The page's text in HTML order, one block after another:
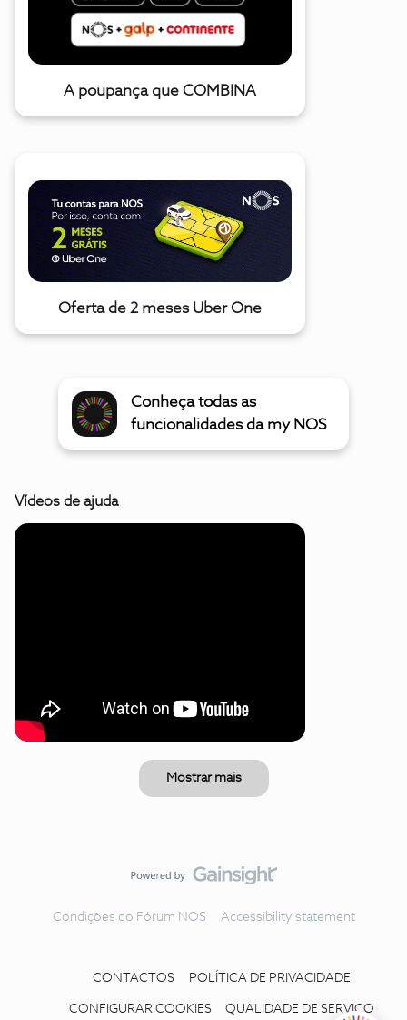
A poupança que COMBINA
Oferta de 2 meses Uber One
Conheça todas as
funcionalidades da my NOS
Vídeos de ajuda
Mostrar mais
Condições do Fórum NOS Accessibility statement
CONTACTOS POLÍTICA DE PRIVACIDADE
CONFIGURAR COOKIES QUALIDADE DE SERVIÇO